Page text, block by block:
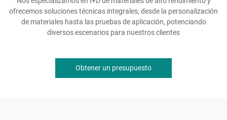
ofrecemos soluciones técnicas integrales, desde la personalización
de materiales hasta las pruebas de aplicación, potenciando
diversos escenarios para nuestros clientes
Obtener un presupuesto